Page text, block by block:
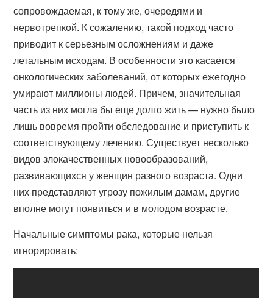
сопровождаемая, к тому же, очередями и
нервотрепкой. К сожалению, такой подход часто
приводит к серьезным осложнениям и даже
летальным исходам. В особенности это касается
онкологических заболеваний, от которых ежегодно
умирают миллионы людей. Причем, значительная
часть из них могла бы еще долго жить — нужно было
лишь вовремя пройти обследование и приступить к
соответствующему лечению. Существует несколько
видов злокачественных новообразований,
развивающихся у женщин разного возраста. Одни
них представляют угрозу пожилым дамам, другие
вполне могут появиться и в молодом возрасте.
Начальные симптомы рака, которые нельзя
игнорировать: